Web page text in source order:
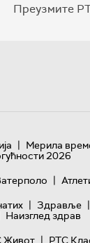
Преузмите
| Мерила
2026
|
| Здравље |
Наизглед здрав
Живот | РТС